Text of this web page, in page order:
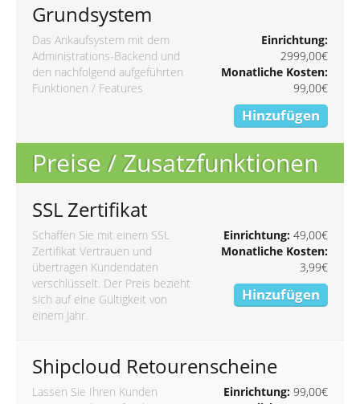
Grundsystem
Das Ankaufsystem mit dem
Administrations-Backend und
den nachfolgend aufgeführten
Funktionen / Features
Einrichtung:
2999,00€
Monatliche Kosten:
99,00€
Hinzufügen
Preise / Zusatzfunktionen
SSL Zertifikat
Schaffen Sie mit einem SSL
Zertifikat Vertrauen und
übertragen Kundendaten
verschlüsselt. Der Preis bezieht
sich auf eine Gültigkeit von
einem Jahr.
Einrichtung:49,00€
Monatliche Kosten:
3,99€
Hinzufügen
Shipcloud Retourenscheine
Lassen Sie Ihren Kunden
Einrichtung:99,00€